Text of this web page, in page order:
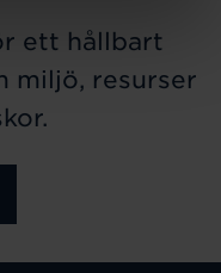
ett hållbart
miljö, resurser